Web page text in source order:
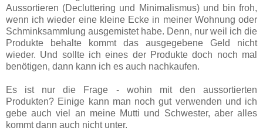
Aussortieren (Decluttering und Minimalismus) und bin froh,
wenn ich wieder eine kleine Ecke in meiner Wohnung oder
Schminksammlung ausgemistet habe. Denn, nur weil ich die
Produkte behalte kommt das ausgegebene Geld nicht
wieder. Und sollte ich eines der Produkte doch noch mal
benötigen, dann kann ich es auch nachkaufen.
Es ist nur die Frage - wohin mit den aussortierten
Produkten? Einige kann man noch gut verwenden und ich
gebe auch viel an meine Mutti und Schwester, aber alles
kommt dann auch nicht unter.